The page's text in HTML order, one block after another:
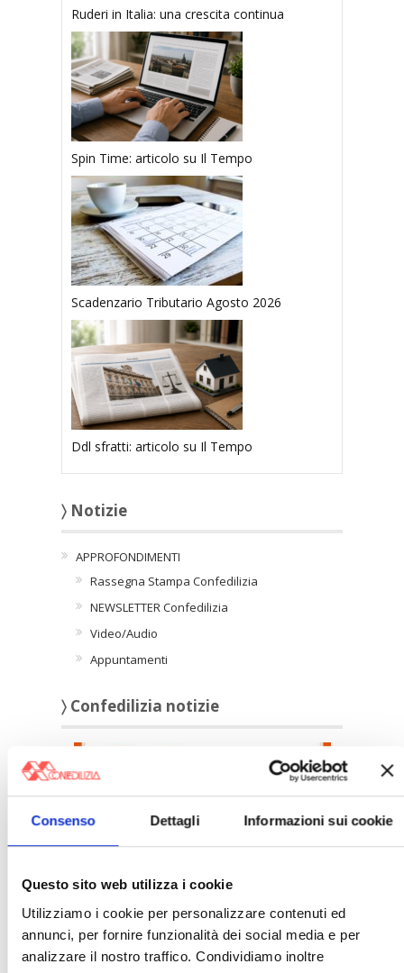
Consenso Dettagli Informazioni sui cookie
Questo sito web utilizza i cookie
Utilizziamo i cookie per personalizzare contenuti ed
annunci, per fornire funzionalità dei social media e per
analizzare il nostro traffico. Condividiamo inoltre
Ruderi in Italia: una crescita continua
Spin Time: articolo su Il Tempo
Scadenzario Tributario Agosto 2026
Ddl sfratti: articolo su Il Tempo
〉 Notizie
APPROFONDIMENTI
Rassegna Stampa Confedilizia
NEWSLETTER Confedilizia
Video/Audio
Appuntamenti
〉 Confedilizia notizie
Confedilizia notizie – Luglio 2026
〉 Italia Oggi – Pagina Confedilizia